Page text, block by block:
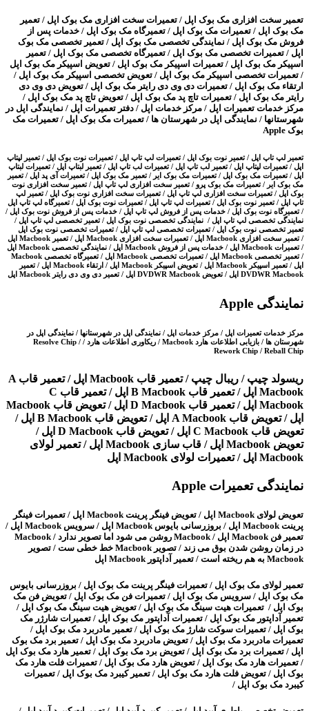
تعمیر سخت افزاری مک بوک اپل / تعمیرات سخت افزاری مک بوک اپل / تعمیر
مک بوک اپل / تعمیرات مک بوک اپل / تعمیرگاه مک بوک اپل / خدمات پس از
فروش مک بوک اپل / نمایندگی تخصصی مک بوک اپل / تعمیر تخصصی مک بوک
اپل / تعمیرات تخصصی مک بوک اپل / تعمیرگاه تخصصی مک بوک اپل / تعمیر
اسپیکر مک بوک اپل / تعمیرات اسپیکر مک بوک اپل / تعویض اسپیکر مک بوک اپل
/ تعمیرات تخصصی اسپیکر مک بوک اپل / تعویض تخصصی اسپیکر مک بوک اپل /
ارتقاء مک بوک اپل / تعمیرات دی وی دی رایتر مک بوک اپل / تعویض دی وی دی
رایتر مک بوک اپل / تعمیرات تاچ پد مک بوک اپل / تعویض تاچ پد مک بوک اپل /
مرکز خدمات تعمیرات اپل / مرکز خدمات اپل / دفتر تعمیرات اپل / نمایندگی اپل در
شهرستانها / نمایندگی اپل در شهرستان ها / تعمیرات مک بوک اپل / تعمیرات مک
بوک Apple
تعمیر لپ تاپ اپل / تعمیر نوت بوک اپل / تعمیرات لپ تاپ اپل / تعمیرات نوت بوک اپل / تعمیر لپتاپ
اپل / تعمیرات لپتاپ اپل / تعمیر لب تاپ اپل / تعمیرات لب تاپ اپل / تعمیر لبتاپ اپل / تعمیرات لبتاپ
اپل / تعمیرات مک بوک اپل / تعمیرات مک بوک ایر / تعمیر مک بوک اپل / تعمیرات آی پد اپل / تعمیر
مک بوک ایر / تعمیرات مک بوک پرو / تعمیر سخت افزاری لپ تاپ اپل / تعمیر سخت افزاری نوت
بوک اپل / تعمیرات سخت افزاری لپ تاپ اپل / تعمیرات سخت افزاری نوت بوک اپل / تعمیر لپ
تاپ اپل / تعمیر نوت بوک اپل / تعمیرات لپ تاپ اپل / تعمیرات نوت بوک اپل / تعمیرگاه لپ تاپ اپل
/ تعمیرگاه نوت بوک اپل / خدمات پس از فروش لپ تاپ اپل / خدمات پس از فروش نوت بوک اپل /
نمایندگی تخصصی لپ تاپ اپل / نمایندگی تخصصی نوت بوک اپل / تعمیر تخصصی لپ تاپ اپل /
تعمیر تخصصی نوت بوک اپل / تعمیرات تخصصی لپ تاپ اپل / تعمیرات تخصصی نوت بوک اپل
/ تعمیر سخت افزاری Macbook اپل / تعمیرات سخت افزاری Macbook اپل / تعمیر Macbook اپل
/ تعمیرات Macbook اپل / خدمات پس از فروش Macbook اپل / نمایندگی تخصصی Macbook اپل
/ تعمیر تخصصی Macbook اپل / تعمیرات تخصصی Macbook اپل / تعمیرگاه تخصصی Macbook
اپل / تعمیر اسپیکر Macbook اپل / تعویض اسپیکر Macbook اپل / ارتقاء Macbook اپل / تعمیر
DVDWR Macbook اپل / تعویض DVDWR Macbook اپل / تعمیر دی وی دی رایتر Macbook اپل
نمایندگی Apple
مرکز خدمات تعمیرات اپل / مرکز خدمات اپل / نمایندگی اپل در شهرستانها / نمایندگی اپل در
شهرستان ها / بازیابی اطلاعات هارد Macbook / ریکاوری اطلاعات هارد / Resolve Chip /
Rework Chip / Reball Chip
ریسولد چیپ / ریبال چیپ / تعمیر قاب Macbook اپل / تعمیر قاب A
Macbook اپل / تعمیر قاب B Macbook اپل / تعمیر قاب C
Macbook اپل / تعمیر قاب D Macbook اپل / تعویض قاب Macbook
اپل / تعویض قاب A Macbook اپل / تعویض قاب B Macbook اپل /
تعویض قاب C Macbook اپل / تعویض قاب D Macbook اپل /
تعویض Macbook اپل / قاب سازی Macbook اپل / تعمیر لولای
Macbook اپل / تعمیرات لولای Macbook اپل
نمایندگی تعمیرات Apple
تعویض لولای Macbook اپل / تعویض فینگر پرینت Macbook اپل / تعمیرات فینگر
پرینت Macbook اپل / بروزرسانی بایوس Macbook اپل / سرویس Macbook اپل /
تعمیر فن Macbook اپل / Macbook روشن می شود اما تصویر ندارد / Macbook
در زمان روشن شدن بوق می زند / تصویر Macbook خط خطی ست / تصویر
Macbook به هم ریخته است / تعمیر آداپتور Macbook اپل
تعمیر لولای مک بوک اپل / تعمیرات فینگر پرینت مک بوک اپل / بروزرسانی بایوس
مک بوک اپل / سرویس مک بوک اپل / تعمیرات فن مک بوک اپل / تعویض فن مک
بوک اپل / تعمیرات هیت سینگ مک بوک اپل / تعویض هیت سینگ مک بوک اپل /
تعمیر آداپتور مک بوک اپل / تعمیرات آداپتور مک بوک اپل / تعمیرات شارژر مک
بوک اپل / تعمیرات سوکت شارژ مک بوک اپل / تعمیر مادربرد مک بوک اپل /
تعمیرات مادربرد مک بوک اپل / تعویض مادربرد مک بوک اپل / تعمیر برد مک بوک
اپل / تعمیرات برد مک بوک اپل / تعویض برد مک بوک اپل / تعمیر هارد مک بوک اپل
/ تعمیرات هارد مک بوک اپل / تعویض هارد مک بوک اپل / تعمیرات فلت هارد مک
بوک اپل / تعویض فلت هارد مک بوک اپل / تعمیر کیبرد مک بوک اپل / تعمیرات
کیبرد مک بوک اپل /